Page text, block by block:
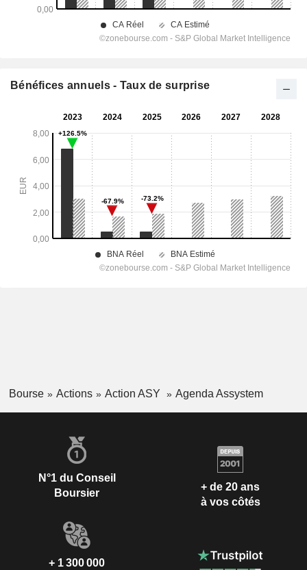
Bénéfices annuels - Taux de surprise
Bourse Actions Action ASY Agenda Assystem
N°1 du Conseil
Boursier
+ de 20 ans
à vos côtés
+ 1 300 000